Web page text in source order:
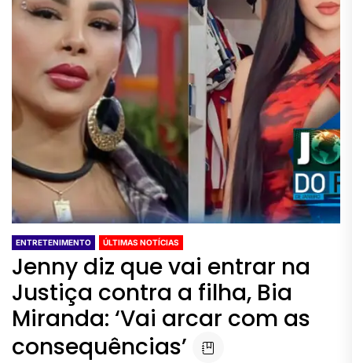
ENTRETENIMENTO ÚLTIMAS NOTÍCIAS
Jenny diz que vai entrar na
Justiça contra a filha, Bia
Miranda: ‘Vai arcar com as
consequências’